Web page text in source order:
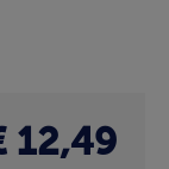
12,49